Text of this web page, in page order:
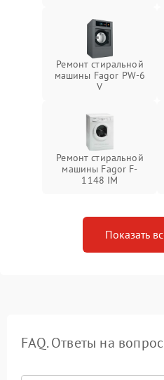
Ремонт стиральной
машины Fagor PW-6
V
Ремонт стиральной
машины Fagor F-
1148 IM
Показать
FAQ. Ответы на